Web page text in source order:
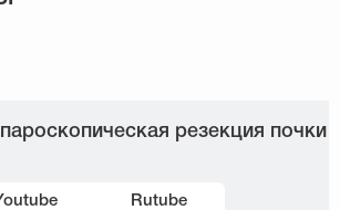
резекция почки
Rutube